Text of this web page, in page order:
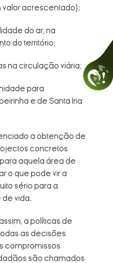
acrescentado);
do ar, na
do território;
na circulação viária;
para
e de Santa Iria
a obtenção de
concretos
aquela área de
o que pode vir a
sério para a
vida.
a políticas de
as decisões
compromissos
são chamados